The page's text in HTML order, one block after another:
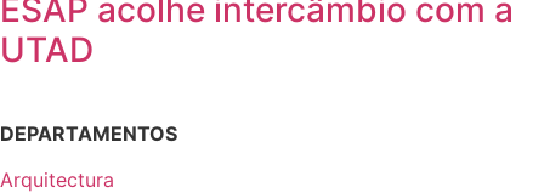
ESAP acolhe intercâmbio com a
UTAD
DEPARTAMENTOS
Arquitectura